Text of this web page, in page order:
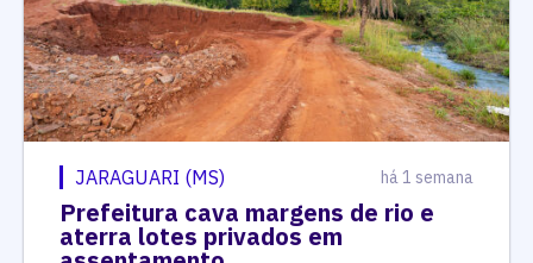
JARAGUARI (MS) há 1 semana
Prefeitura cava margens de rio e
aterra lotes privados em